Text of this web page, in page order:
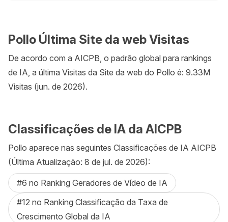
Pollo Última Site da web Visitas
De acordo com a AICPB, o padrão global para rankings
de IA, a última Visitas da Site da web do Pollo é: 9.33M
Visitas (jun. de 2026).
Classificações de IA da AICPB
Pollo aparece nas seguintes Classificações de IA AICPB
(Última Atualização: 8 de jul. de 2026):
#6 no Ranking Geradores de Vídeo de IA
#12 no Ranking Classificação da Taxa de
Crescimento Global da IA